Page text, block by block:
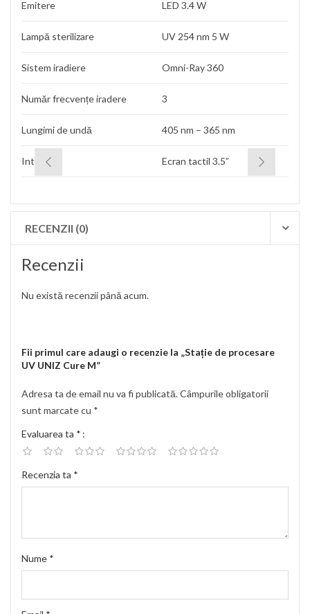
Emitere LED 3.4 W
Lampă sterilizare UV 254 nm 5 W
Sistem iradiere Omni-Ray 360
Număr frecvențe iradere 3
Lungimi de undă 405 nm – 365 nm
Interfață Ecran tactil 3.5”
RECENZII (0)
Recenzii
Nu există recenzii până acum.
Fii primul care adaugi o recenzie la „Stație de procesare
UV UNIZ Cure M”
Adresa ta de email nu va fi publicată.Câmpurile obligatorii
sunt marcate cu *
Evaluarea ta *
Recenzia ta *
Nume *